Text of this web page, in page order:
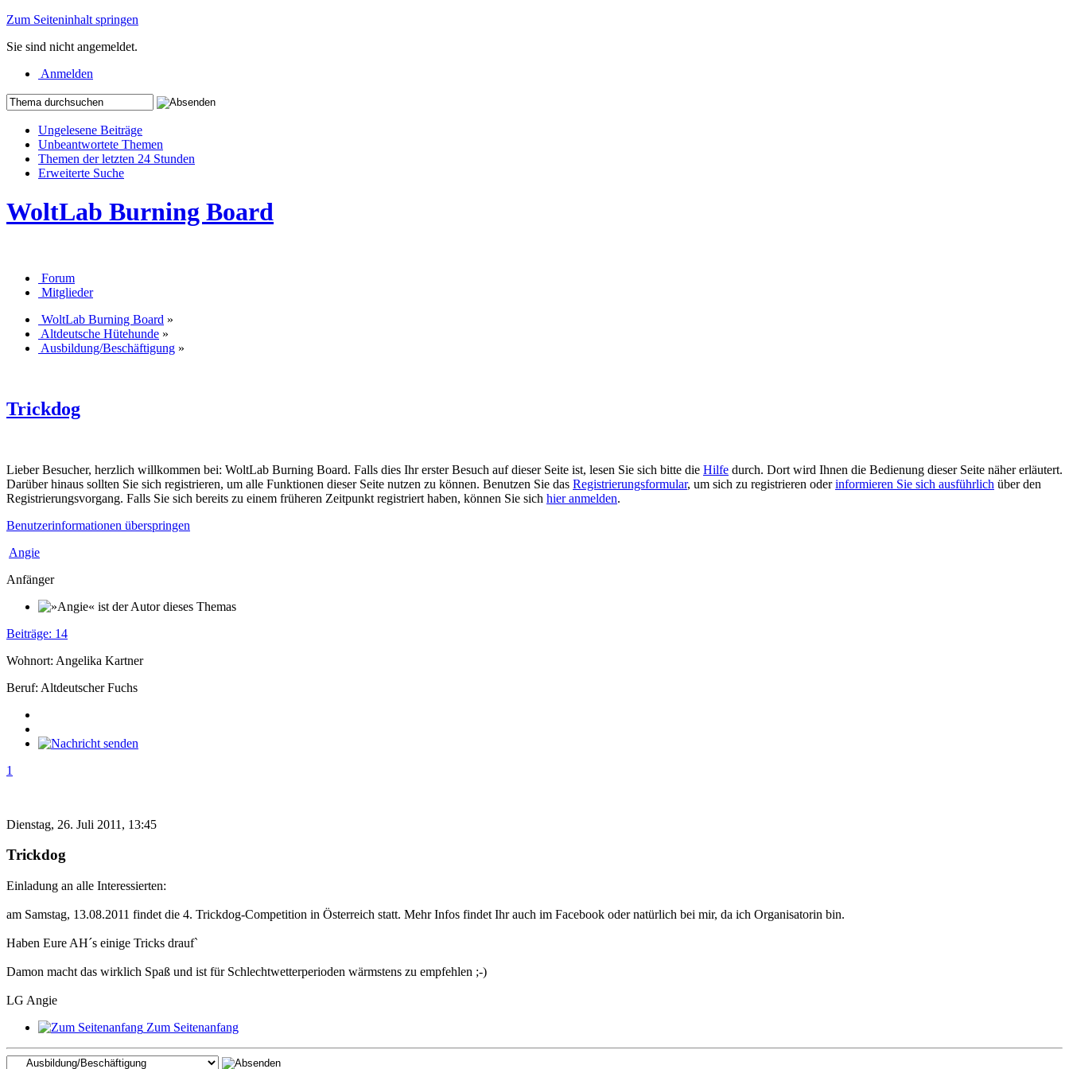
Zum Seiteninhalt springen
Sie sind nicht angemeldet.
Anmelden
Ungelesene Beiträge
Unbeantwortete Themen
Themen der letzten 24 Stunden
Erweiterte Suche
WoltLab Burning Board
Forum
Mitglieder
WoltLab Burning Board »
Altdeutsche Hütehunde »
Ausbildung/Beschäftigung »
Trickdog
Lieber Besucher, herzlich willkommen bei: WoltLab Burning Board. Falls dies Ihr erster Besuch auf dieser Seite ist, lesen Sie sich bitte die Hilfe durch. Dort wird Ihnen die Bedienung dieser Seite näher erläutert.
Darüber hinaus sollten Sie sich registrieren, um alle Funktionen dieser Seite nutzen zu können. Benutzen Sie das Registrierungsformular, um sich zu registrieren oderinformieren Sie sich ausführlich über den
Registrierungsvorgang. Falls Sie sich bereits zu einem früheren Zeitpunkt registriert haben, können Sie sich hier anmelden.
Benutzerinformationen überspringen
Angie
Anfänger
Beiträge: 14
Wohnort: Angelika Kartner
Beruf: Altdeutscher Fuchs
1
Dienstag, 26. Juli 2011, 13:45
Trickdog
Einladung an alle Interessierten:
am Samstag, 13.08.2011 findet die 4. Trickdog-Competition in Österreich statt. Mehr Infos findet Ihr auch im Facebook oder natürlich bei mir, da ich Organisatorin bin.
Haben Eure AH´s einige Tricks drauf`
Damon macht das wirklich Spaß und ist für Schlechtwetterperioden wärmstens zu empfehlen ;-)
LG Angie
Zum Seitenanfang